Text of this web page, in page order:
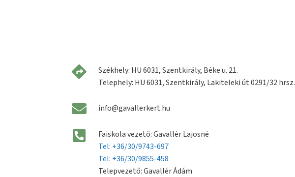
Székhely: HU 6031, Szentkirály, Béke u. 21.
Telephely: HU 6031, Szentkirály, Lakiteleki út 0291/32 hrsz.
info@gavallerkert.hu
Faiskola vezető: Gavallér Lajosné
Tel: +36/30/9743-697
Tel: +36/30/9855-458
Telepvezető: Gavallér Ádám